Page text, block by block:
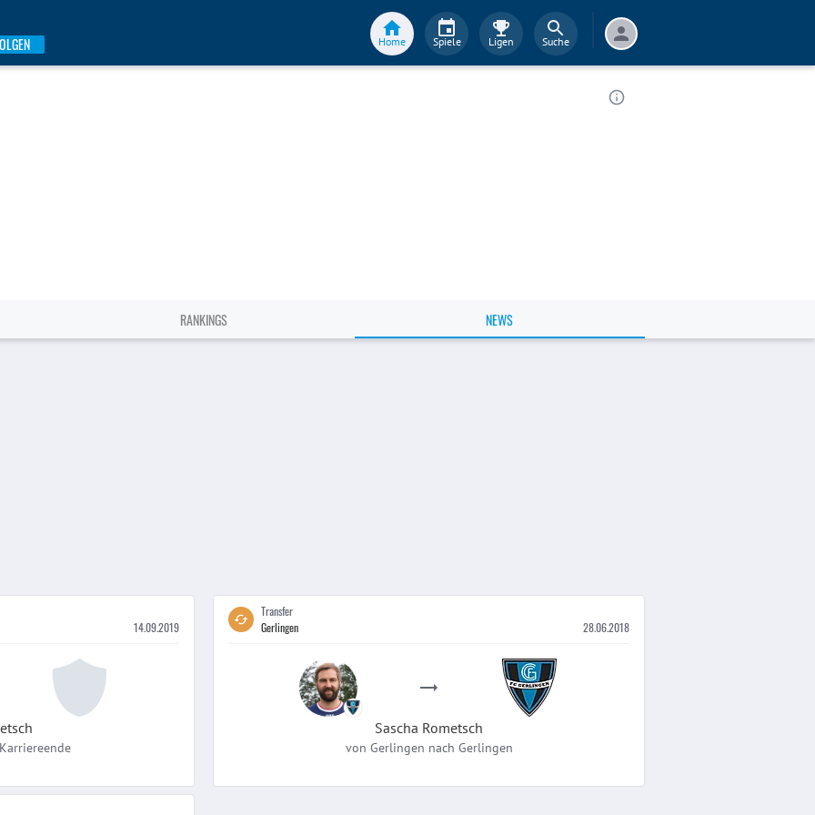
Home Spiele Ligen Suche
RANKINGS NEWS
14.09.2019
Karriereende
Transfer
Gerlingen
28.06.2018
Sascha Rometsch
von Gerlingen nach Gerlingen